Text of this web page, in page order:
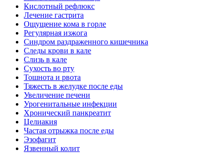
Кислотный рефлюкс
Лечение гастрита
Ощущение кома в горле
Регулярная изжога
Синдром раздраженного кишечника
Следы крови в кале
Слизь в кале
Сухость во рту
Тошнота и рвота
Тяжесть в желудке после еды
Увеличение печени
Урогенитальные инфекции
Хронический панкреатит
Целиакия
Частая отрыжка после еды
Эзофагит
Язвенный колит